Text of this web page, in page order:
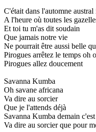
C'était dans l'automne
A l'heure où toutes les
Et toi tu m'as dit soudain
Que jamais notre vie
Ne pourrait être aussi belle
Pirogues arrêtez le temps oh
Pirogues allez doucement
Savanna Kumba
Oh savane africana
Va dire au sorcier
Que je l'attends déjà
Savanna Kumba demain
Va dire au sorcier que pour